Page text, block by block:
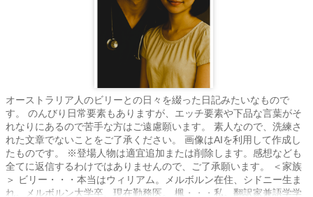
オーストラリア人のビリーとの日々を綴った日記みたいなもので
す。 のんびり日常要素もありますが、エッチ要素や下品な言葉がそ
れなりにあるので苦手な方はご遠慮願います。 素人なので、洗練さ
れた文章でないことをご了承ください。 画像はAIを利用して作成し
たものです。 ※登場人物は適宜追加または削除します。感想なども
全てに返信するわけではありませんので、ご了承願います。 ＜家族
＞ ビリー・・・本当はウィリアム。メルボルン在住、シドニー生ま
れ。メルボルン大学卒、現在勤務医。 楓・・・私。翻訳家兼語学学